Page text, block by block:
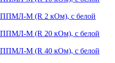
М (R 2 кОм), с белой
М (R 20 кОм), с белой
М (R 40 кОм), с белой